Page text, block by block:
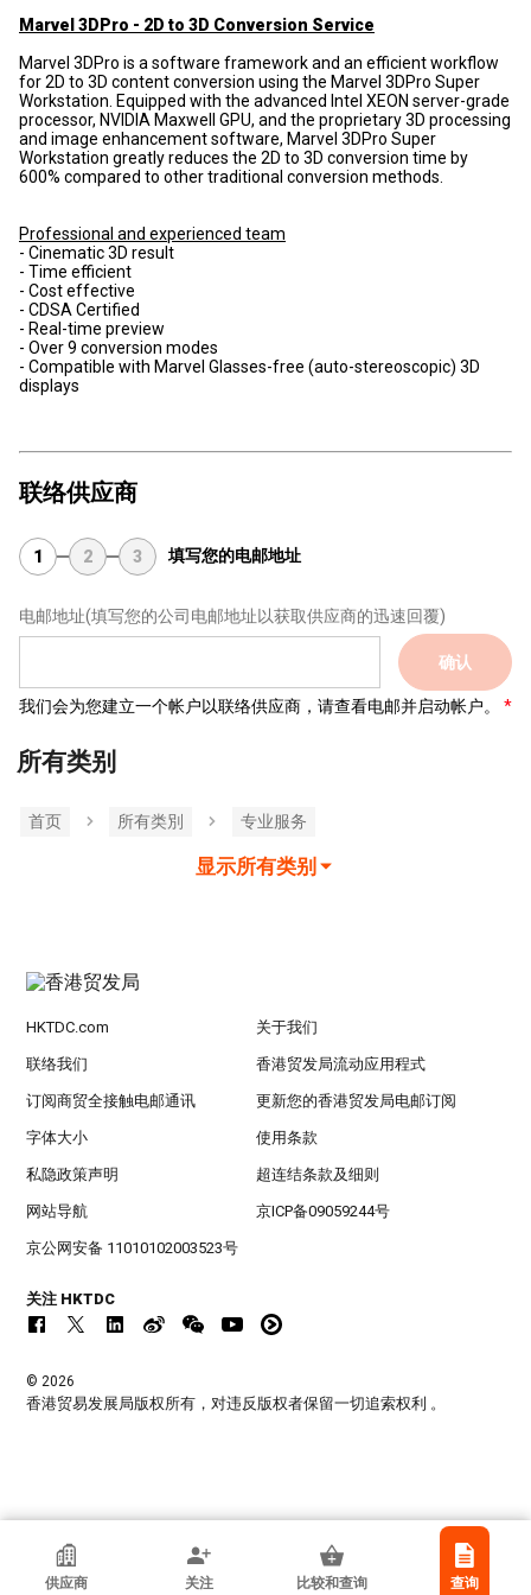
Marvel 3DPro - 2D to 3D Conversion Service
Marvel 3DPro is a software framework and an efficient workflow
for 2D to 3D content conversion using the Marvel 3DPro Super
Workstation. Equipped with the advanced Intel XEON server-grade
processor, NVIDIA Maxwell GPU, and the proprietary 3D processing
and image enhancement software, Marvel 3DPro Super
Workstation greatly reduces the 2D to 3D conversion time by
600% compared to other traditional conversion methods.
Professional and experienced team
- Cinematic 3D result
- Time efficient
- Cost effective
- CDSA Certified
- Real-time preview
- Over 9 conversion modes
- Compatible with Marvel Glasses-free (auto-stereoscopic) 3D
displays
联络供应商
1 2 3 填写您的电邮地址
电邮地址(填写您的公司电邮地址以获取供应商的迅速回覆)
确认
我们会为您建立一个帐户以联络供应商，请查看电邮并启动帐户。
所有类别
首页 所有类別 专业服务
显示所有类别
Marvel Digital Productions Limited
供应商 关注 比较和查询 查询
HKTDC.com 关于我们
联络我们 香港贸发局流动应用程式
订阅商贸全接触电邮通讯 更新您的香港贸发局电邮订阅
字体大小 使用条款
私隐政策声明 超连结条款及细则
网站导航 京ICP备09059244号
京公网安备 11010102003523号
关注 HKTDC
© 2026
香港贸易发展局版权所有，对违反版权者保留一切追索权利 。